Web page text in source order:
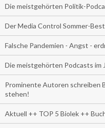
Die meistgehörten Politik-
Der Media Control Sommer-
Falsche Pandemien - Angst -
Die meistgehörten Podcasts im
Prominente Autoren schreiben
stehen!
Aktuell ++ TOP 5 Biolek ++